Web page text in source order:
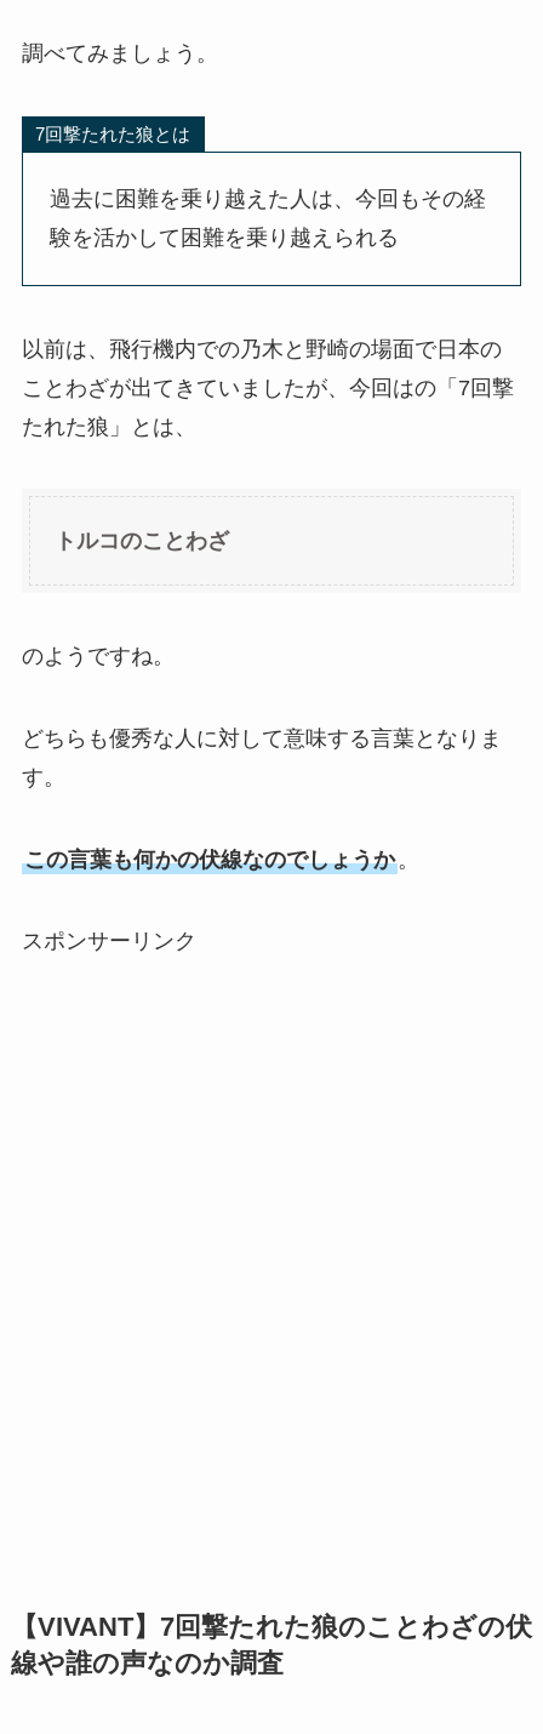
調べてみましょう。
7回撃たれた狼とは
過去に困難を乗り越えた人は、今回もその経
験を活かして困難を乗り越えられる
以前は、飛行機内での乃木と野崎の場面で日本の
ことわざが出てきていましたが、今回はの「7回撃
たれた狼」とは、
トルコのことわざ
のようですね。
どちらも優秀な人に対して意味する言葉となりま
す。
この言葉も何かの伏線なのでしょうか。
スポンサーリンク
【VIVANT】7回撃たれた狼のことわざの伏
線や誰の声なのか調査